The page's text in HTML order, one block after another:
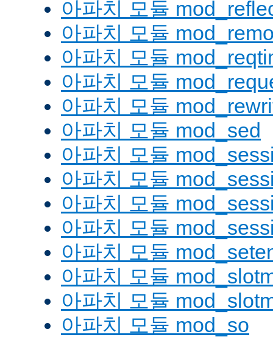
아파치 모듈
아파치 모듈
아파치 모듈
아파치 모듈
아파치 모듈
아파치 모듈 mod_sed
아파치 모듈
아파치 모듈
아파치 모듈
아파치 모듈
아파치 모듈
아파치 모듈
아파치 모듈
아파치 모듈 mod_so